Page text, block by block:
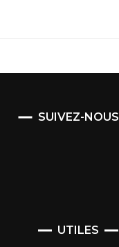
SUIVEZ-NOUS
UTILES